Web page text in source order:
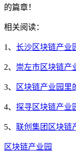
的篇章！
相关阅读：
1、 长沙区块链产业
2、 崇左市区块链产
3、 区块链产业园里
4、 探寻区块链产业
5、 联创集团区块链
区块链产业园